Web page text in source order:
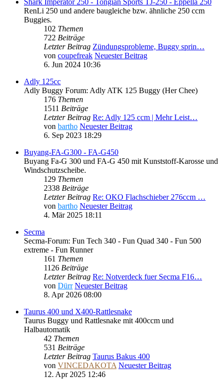
RenLi 250 und andere baugleiche bzw. ähnliche 250 ccm
Buggies.
102 Themen
722 Beiträge
Letzter Beitrag Zündungsprobleme, Buggy sprin…
von coupefreak Neuester Beitrag
6. Jun 2024 10:36
Adly 125cc
Adly Buggy Forum: Adly ATK 125 Buggy (Her Chee)
176 Themen
1511 Beiträge
Letzter Beitrag Re: Adly 125 ccm | Mehr Leist…
von bartho Neuester Beitrag
6. Sep 2023 18:29
Buyang-FA-G300 - FA-G450
Buyang Fa-G 300 und FA-G 450 mit Kunststoff-Karosse und
Windschutzscheibe.
129 Themen
2338 Beiträge
Letzter Beitrag Re: OKO Flachschieber 276ccm …
von bartho Neuester Beitrag
4. Mär 2025 18:11
Secma
Secma-Forum: Fun Tech 340 - Fun Quad 340 - Fun 500
extreme - Fun Runner
161 Themen
1126 Beiträge
Letzter Beitrag Re: Notverdeck fuer Secma F16…
von Dürr Neuester Beitrag
8. Apr 2026 08:00
Taurus 400 und X400-Rattlesnake
Taurus Buggy und Rattlesnake mit 400ccm und
Halbautomatik
42 Themen
531 Beiträge
Letzter Beitrag Taurus Bakus 400
von VINCEDAKOTA Neuester Beitrag
12. Apr 2025 12:46